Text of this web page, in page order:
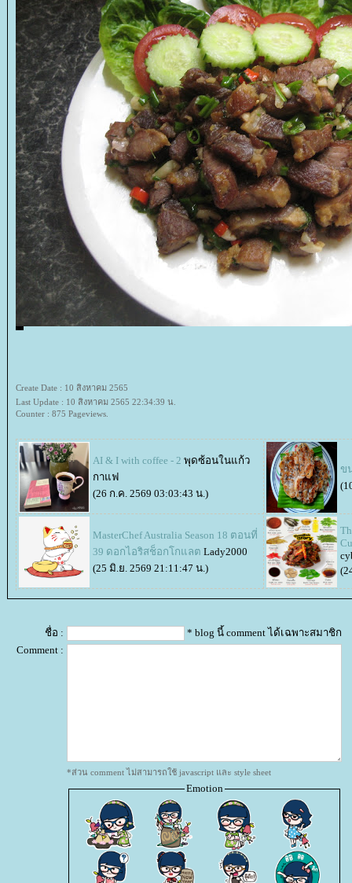
Create Date : 10 สิงหาคม 2565
Last Update : 10 สิงหาคม 2565 22:34:39 น.
Counter : 875 Pageviews.
AI & I with coffee - 2 พุดซ้อนในแก้ว
กาแฟ
(26 ก.ค. 2569 03:03:43 น.)
ข
MasterChef Australia Season 18 ตอนที่
39 ดอกไอริสช็อกโกแลต Lady2000
(25 มิ.ย. 2569 21:11:47 น.)
ชื่อ :
* blog นี้ comment ได้เฉพาะสมาชิก
Comment :
*ส่วน comment ไม่สามารถใช้ javascript และ style sheet
Emotion